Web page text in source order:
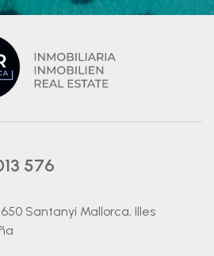
576
Santanyí Mallorca, Illes